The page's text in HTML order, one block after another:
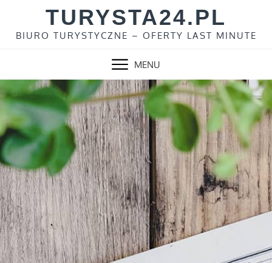
content
TURYSTA24.PL
BIURO TURYSTYCZNE – OFERTY LAST MINUTE
MENU